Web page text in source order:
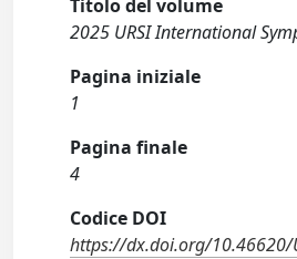
Titolo del volume
2025 URSI International
Pagina iniziale
1
Pagina finale
4
Codice DOI
https://dx.doi.org/10.46620/